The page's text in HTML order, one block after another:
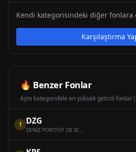
Kendi kategorisindeki diğer fonlara
Karşılaştırma
🔥 Benzer Fonlar
Aynı kategorideki en yüksek getirili fonlar
1 DZG
DENİZ PORTFÖY ZB SERBEST (DÖVİZ) ÖZEL FON